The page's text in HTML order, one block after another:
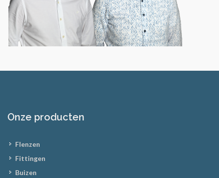
Onze producten
Flenzen
Fittingen
Buizen